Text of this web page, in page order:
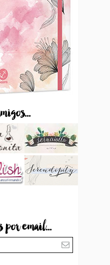
por email...